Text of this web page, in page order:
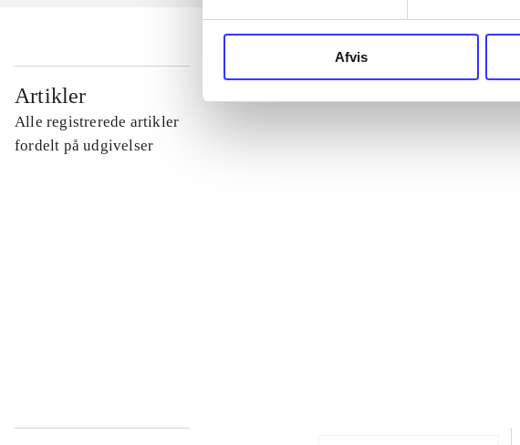
Afvis
Artikler
Alle registrerede artikler
fordelt på udgivelser
...